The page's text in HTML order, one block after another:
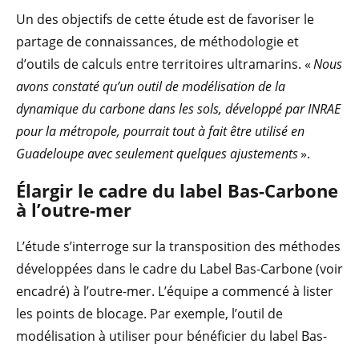
Un des objectifs de cette étude est de favoriser le
partage de connaissances, de méthodologie et
d’outils de calculs entre territoires ultramarins. «Nous
avons constaté qu’un outil de modélisation de la
dynamique du carbone dans les sols, développé par INRAE
pour la métropole, pourrait tout à fait être utilisé en
Guadeloupe avec seulement quelques ajustements».
Élargir le cadre du label Bas-Carbone
à l’outre-mer
L’étude s’interroge sur la transposition des méthodes
développées dans le cadre du Label Bas-Carbone (voir
encadré) à l’outre-mer. L’équipe a commencé à lister
les points de blocage. Par exemple, l’outil de
modélisation à utiliser pour bénéficier du label Bas-